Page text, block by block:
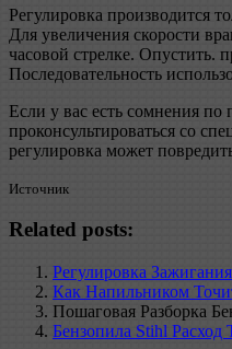
Регулировка производится
Для увеличения скорости
часовой стрелке. Опустить.
Последовательность
Если у вас есть сомнения по
проконсультироваться со
регулировка может
Источник
Related posts:
Регулировка
Как Напильником
Пошаговая Разборка
Бензопила Stihl Расход